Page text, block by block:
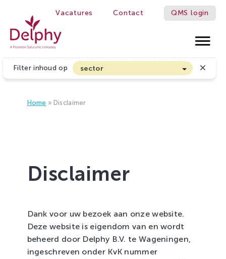
Vacatures Contact QMS login
Delphy
BETTER!
Filter inhoud op
sector
Biologische Land- en Tuinbouw
Fruitteelt
Sierteelt
Zachtfruit
Home » Disclaimer
Disclaimer
Dank voor uw bezoek aan onze website.
Deze website is eigendom van en wordt
beheerd door Delphy B.V. te Wageningen,
ingeschreven onder KvK nummer